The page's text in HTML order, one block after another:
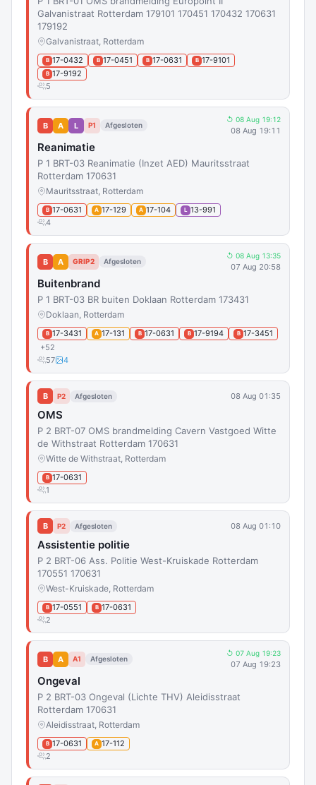
Galvanistraat Rotterdam 179101 170451 170432 170631
179192
Galvanistraat, Rotterdam
B 17-0432 B 17-0451 B 17-0631 B 17-9101
B 17-9192
5
B A L P1 Afgesloten
↺ 08 Aug 19:12
08 Aug 19:11
Reanimatie
P 1 BRT-03 Reanimatie (Inzet AED) Mauritsstraat
Rotterdam 170631
Mauritsstraat, Rotterdam
B 17-0631 A 17-129 A 17-104 L 13-991
4
B A GRIP2 Afgesloten
↺ 08 Aug 13:35
07 Aug 20:58
Buitenbrand
P 1 BRT-03 BR buiten Doklaan Rotterdam 173431
Doklaan, Rotterdam
B 17-3431 A 17-131 B 17-0631 B 17-9194 B 17-3451
+52
57
4
B P2 Afgesloten 08 Aug 01:35
OMS
P 2 BRT-07 OMS brandmelding Cavern Vastgoed Witte
de Withstraat Rotterdam 170631
Witte de Withstraat, Rotterdam
B 17-0631
1
B P2 Afgesloten 08 Aug 01:10
Assistentie politie
P 2 BRT-06 Ass. Politie West-Kruiskade Rotterdam
170551 170631
West-Kruiskade, Rotterdam
B 17-0551 B 17-0631
2
B A A1 Afgesloten
↺ 07 Aug 19:23
07 Aug 19:23
Ongeval
P 2 BRT-03 Ongeval (Lichte THV) Aleidisstraat
Rotterdam 170631
Aleidisstraat, Rotterdam
B 17-0631 A 17-112
2